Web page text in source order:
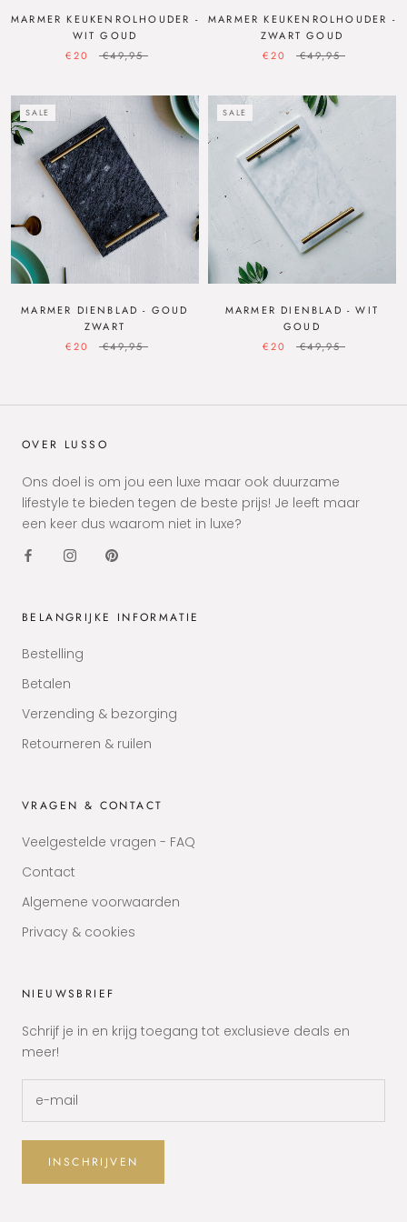
MARMER KEUKENROLHOUDER -
WIT GOUD
€20
€49,95
MARMER KEUKENROLHOUDER -
ZWART GOUD
€20
€49,95
SALE
MARMER DIENBLAD - GOUD
ZWART
€20
€49,95
SALE
MARMER DIENBLAD - WIT
GOUD
€20
€49,95
OVER LUSSO
Ons doel is om jou een luxe maar ook duurzame
lifestyle te bieden tegen de beste prijs! Je leeft maar
een keer dus waarom niet in luxe?
BELANGRIJKE INFORMATIE
Bestelling
Betalen
Verzending & bezorging
Retourneren & ruilen
VRAGEN & CONTACT
Veelgestelde vragen - FAQ
Contact
Algemene voorwaarden
Privacy & cookies
NIEUWSBRIEF
Schrijf je in en krijg toegang tot exclusieve deals en
meer!
INSCHRIJVEN